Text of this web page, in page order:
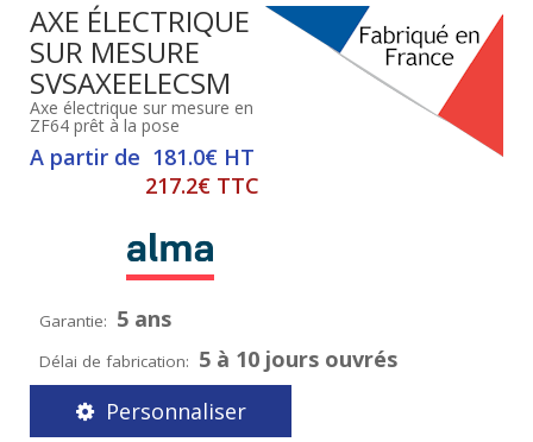
AXE ÉLECTRIQUE
SUR MESURE
SVSAXEELECSM
Axe électrique sur mesure en
ZF64 prêt à la pose
A partir de 181.0€ HT
217.2€ TTC
Garantie: 5 ans
Délai de fabrication: 5 à 10 jours ouvrés
Personnaliser